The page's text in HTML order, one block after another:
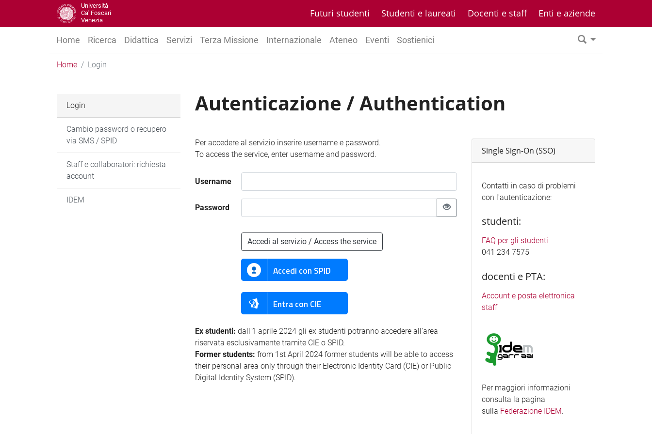
Università
Ca' Foscari
Venezia
Futuri studenti Studenti e laureati Docenti e staff Enti e aziende
Home Ricerca Didattica Servizi Terza Missione Internazionale Ateneo Eventi Sostienici
Home Login
Autenticazione / Authentication
Per accedere al servizio inserire username e password.
To access the service, enter username and password.
Username
Password
Accedi al servizio / Access the service
Accedi con SPID
Entra con CIE
Ex studenti: dall'1 aprile 2024 gli ex studenti potranno accedere all'area
riservata esclusivamente tramite CIE o SPID.
Former students: from 1st April 2024 former students will be able to access
their personal area only through their Electronic Identity Card (CIE) or Public
Digital Identity System (SPID).
Single Sign-On (SSO)
Contatti in caso di problemi
con l'autenticazione:
studenti:
FAQ per gli studenti
041 234 7575
docenti e PTA:
Account e posta elettronica
staff
Per maggiori informazioni
consulta la pagina
sulla Federazione IDEM.
Login
Cambio password o recupero
via SMS / SPID
Staff e collaboratori: richiesta
account
IDEM